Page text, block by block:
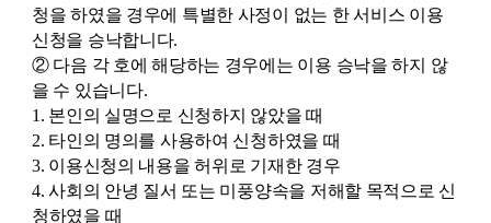
청을 하였을 경우에 특별한 사정이 없는 한 서비스 이용
신청을 승낙합니다.
② 다음 각 호에 해당하는 경우에는 이용 승낙을 하지 않
을 수 있습니다.
1. 본인의 실명으로 신청하지 않았을 때
2. 타인의 명의를 사용하여 신청하였을 때
3. 이용신청의 내용을 허위로 기재한 경우
4. 사회의 안녕 질서 또는 미풍양속을 저해할 목적으로 신
청하였을 때